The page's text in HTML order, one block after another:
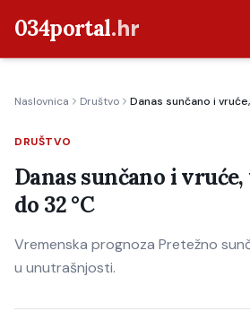
034portal.hr
Crna kronika
Poljoprivreda
Politika
Gospodarstvo
Život
Kultura
Naslovnica Društvo Danas sunčano i
DRUŠTVO
Danas sunčano i
do 32 °C
Vremenska prognoza Pretežno
u unutrašnjosti.